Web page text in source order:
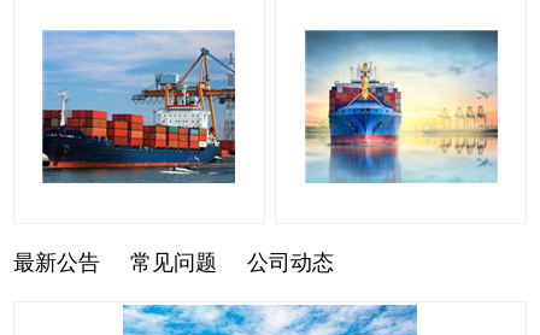
最新公告 常见问题 公司动态